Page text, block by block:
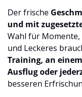
Der frische
und mit
Wahl für Momente,
und Leckeres
Training, an
Ausflug oder
besseren